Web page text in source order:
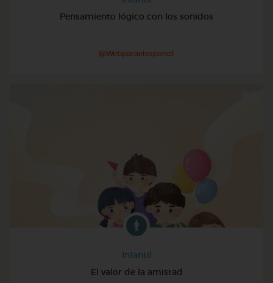
Pensamiento lógico con los sonidos
@Webparaelespanol
Infantil
El valor de la amistad